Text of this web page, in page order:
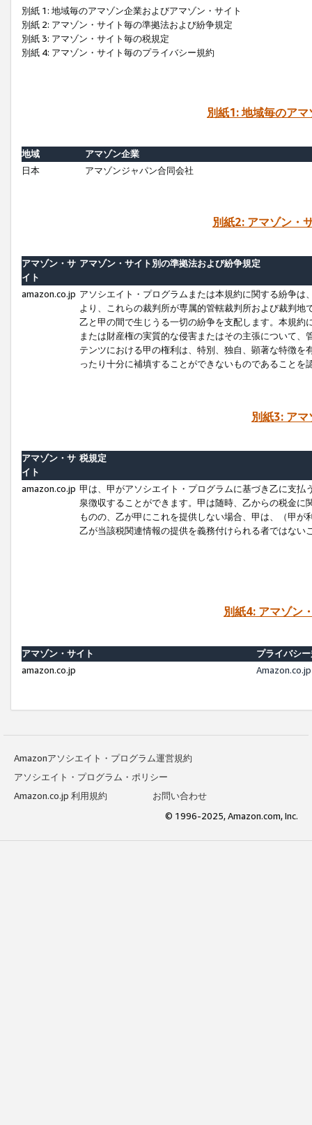
別紙 1: 地域毎のアマゾン企業およびアマゾン・サイト
別紙 2: アマゾン・サイト毎の準拠法および紛争規定
別紙 3: アマゾン・サイト毎の税規定
別紙 4: アマゾン・サイト毎のプライバシー規約
別紙1: 地域毎のア
地域
アマゾン企業
日本
アマゾンジャパン合同会社
別紙2: アマゾン・
アマゾン・サ
イト
アマゾン・サイト別の準拠法および紛争規定
amazon.co.jp アソシエイト・プログラムまたは本規約に関する紛争
より、これらの裁判所が専属的管轄裁判所および裁判
乙と甲の間で生じうる一切の紛争を支配します。本規
または財産権の実質的な侵害またはその主張について
テンツにおける甲の権利は、特別、独自、顕著な特徴
ったり十分に補填することができないものであることを
別紙3: ア
アマゾン・サ
イト
税規定
amazon.co.jp 甲は、甲がアソシエイト・プログラムに基づき乙に支
泉徴収することができます。甲は随時、乙からの税金
ものの、乙が甲にこれを提供しない場合、甲は、（甲
乙が当該税関連情報の提供を義務付けられる者ではな
別紙4: アマゾン
アマゾン・サイト
プライバシ
amazon.co.jp
Amazonアソシエイト・プログラム運営規約
アソシエイト・プログラム・ポリシー
Amazon.co.jp 利用規約
お問い合わせ
© 1996-2025, Amazon.com, Inc.